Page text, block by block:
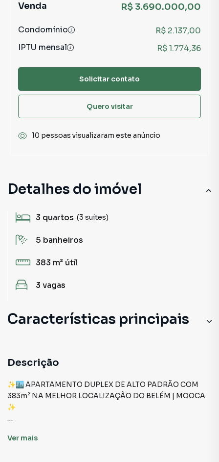
Detalhes do imóvel
3 quartos (3 suítes)
5 banheiros
383 m² útil
3 vagas
Características principais
Descrição
✨🏙️ APARTAMENTO DUPLEX DE ALTO PADRÃO COM
383m² NA MELHOR LOCALIZAÇÃO DO BELÉM | MOOCA
✨
na região do Belém, próximo à tradicional Rua Taquari e a
Ver mais
Venda R$ 3.690.000,00
Condomínio
R$ 2.137,00
IPTU mensal
R$ 1.774,36
Solicitar contato
Quero visitar
10 pessoas visualizaram este anúncio